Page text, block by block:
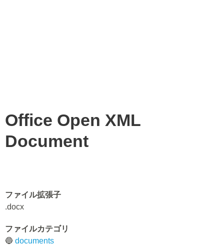
Office Open XML
Document
ファイル拡張子
.docx
ファイルカテゴリ
🔵 documents